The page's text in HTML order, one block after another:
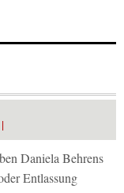
Daniela Behrens
Entlassung